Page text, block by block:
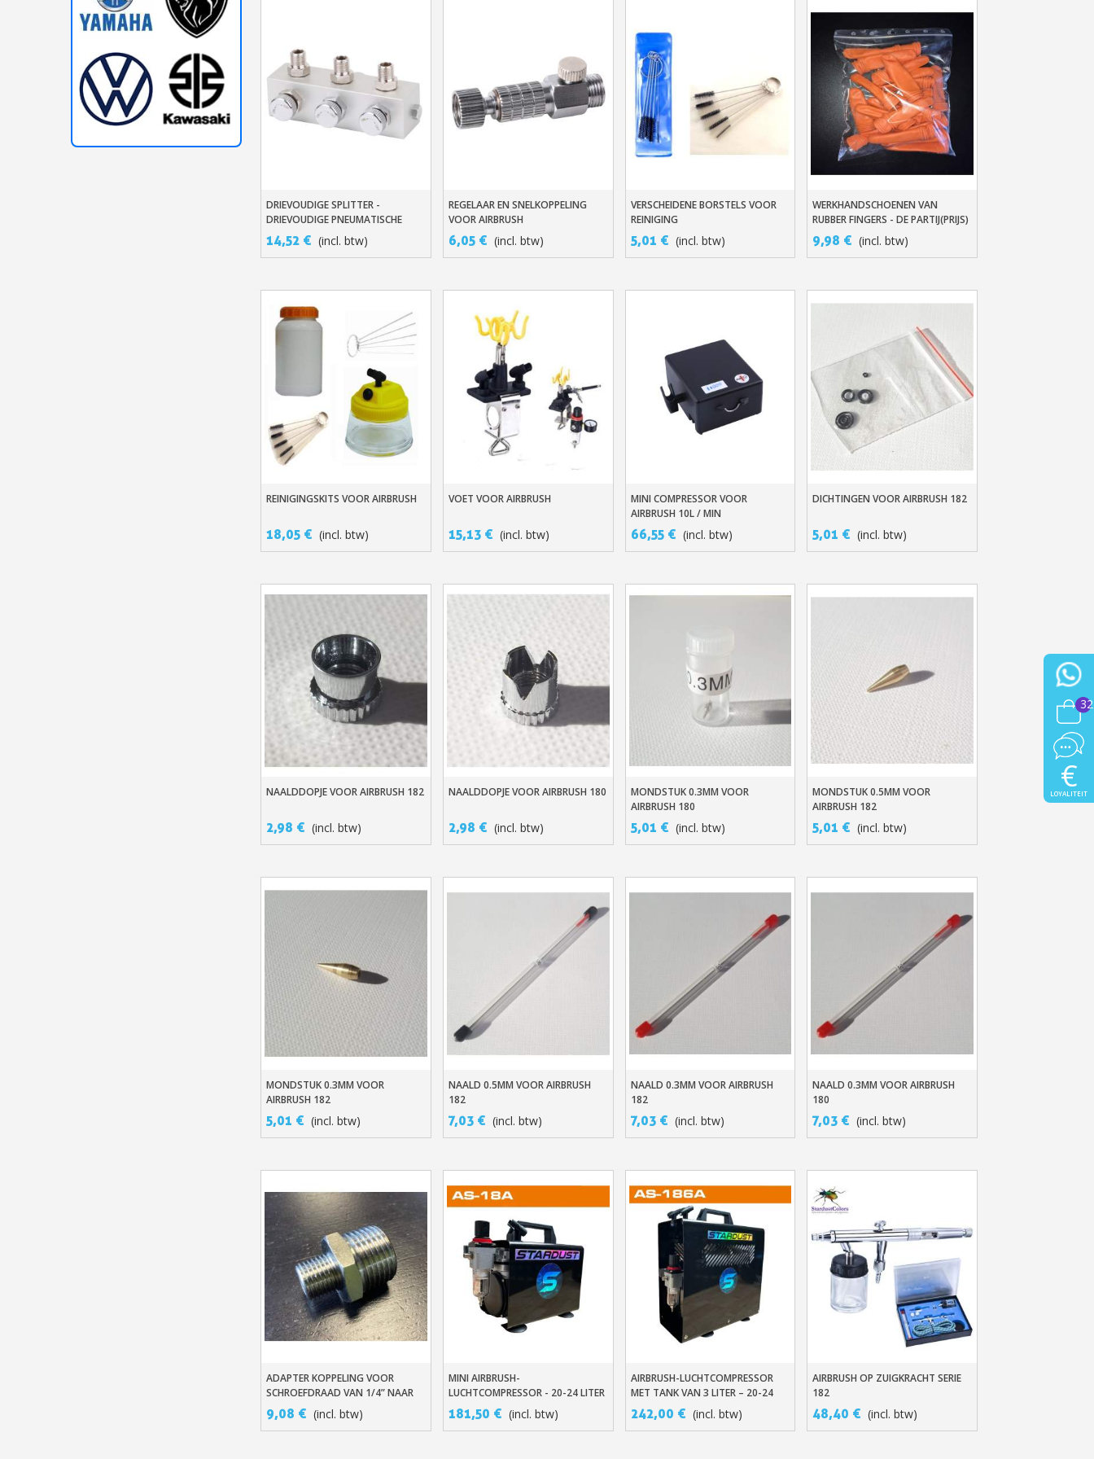
In Winkelwagen
DRIEVOUDIGE SPLITTER -
DRIEVOUDIGE PNEUMATISCHE
SCHAKELAAR VOOR AIRBRUSH
14,52 € (incl. btw)
In Winkelwagen
REGELAAR EN SNELKOPPELING
VOOR AIRBRUSH
6,05 € (incl. btw)
Snel Bekijken
VERSCHEIDENE BORSTELS VOOR
REINIGING
5,01 € (incl. btw)
In Winkelwagen
WERKHANDSCHOENEN VAN
RUBBER FINGERS - DE PARTIJ(PRIJS)
VAN 100
9,98 € (incl. btw)
In Winkelwagen
REINIGINGSKITS VOOR AIRBRUSH
18,05 € (incl. btw)
In Winkelwagen
VOET VOOR AIRBRUSH
15,13 € (incl. btw)
In Winkelwagen
MINI COMPRESSOR VOOR
AIRBRUSH 10L / MIN
66,55 € (incl. btw)
Snel Bekijken
DICHTINGEN VOOR AIRBRUSH 182
5,01 € (incl. btw)
In Winkelwagen
NAALDDOPJE VOOR AIRBRUSH 182
2,98 € (incl. btw)
In Winkelwagen
NAALDDOPJE VOOR AIRBRUSH 180
2,98 € (incl. btw)
In Winkelwagen
MONDSTUK 0.3MM VOOR
AIRBRUSH 180
5,01 € (incl. btw)
In Winkelwagen
MONDSTUK 0.5MM VOOR
AIRBRUSH 182
5,01 € (incl. btw)
In Winkelwagen
MONDSTUK 0.3MM VOOR
AIRBRUSH 182
5,01 € (incl. btw)
In Winkelwagen
NAALD 0.5MM VOOR AIRBRUSH
182
7,03 € (incl. btw)
In Winkelwagen
NAALD 0.3MM VOOR AIRBRUSH
182
7,03 € (incl. btw)
In Winkelwagen
NAALD 0.3MM VOOR AIRBRUSH
180
7,03 € (incl. btw)
In Winkelwagen
ADAPTER KOPPELING VOOR
SCHROEFDRAAD VAN 1/4” NAAR
1/2”
9,08 € (incl. btw)
In Winkelwagen
MINI AIRBRUSH-
LUCHTCOMPRESSOR - 20-24 LITER
PER MINUUT ZONDER TANK
181,50 € (incl. btw)
In Winkelwagen
AIRBRUSH-LUCHTCOMPRESSOR
MET TANK VAN 3 LITER – 20-24
LITER/MIN
242,00 € (incl. btw)
In Winkelwagen
AIRBRUSH OP ZUIGKRACHT SERIE
182
48,40 € (incl. btw)
32
€
LOYALITEIT